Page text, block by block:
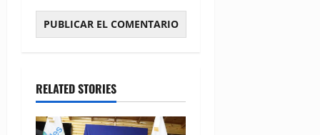
RELATED STORIES